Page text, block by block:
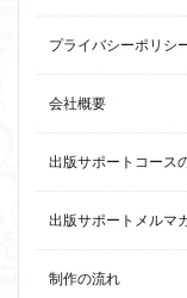
プライバシーポリシ
会社概要
出版サポートコース
出版サポートメルマ
制作の流れ